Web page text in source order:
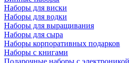
Наборы для виски
Наборы для водки
Наборы для выращивания
Наборы для сыра
Наборы корпоративных подарков
Наборы с книгами